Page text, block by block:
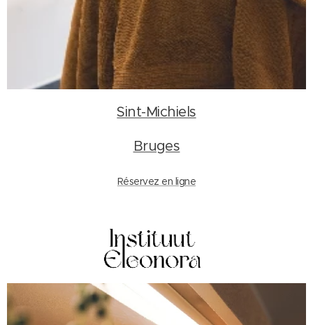
Sint-Michiels
Bruges
Réservez en ligne